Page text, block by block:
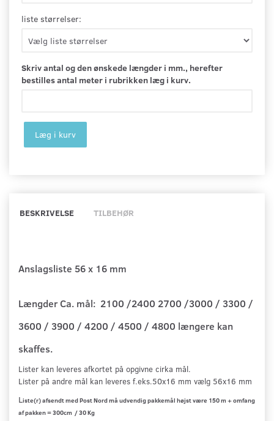
liste størrelser:
Skriv antal og den ønskede længder i mm., herefter
bestilles antal meter i rubrikken læg i kurv.
Læg i kurv
BESKRIVELSE TILBEHØR
Anslagsliste 56 x 16 mm
Længder Ca. mål: 2100 /2400 2700 /3000 / 3300 /
3600 / 3900 / 4200 / 4500 / 4800 længere kan
skaffes.
Lister kan leveres afkortet på opgivne cirka mål.
Lister på andre mål kan leveres f.eks.50x16 mm vælg 56x16 mm
Liste(r) afsendt med Post Nord må udvendig pakkemål højst være 150 m + omfang
af pakken = 300cm / 30 Kg